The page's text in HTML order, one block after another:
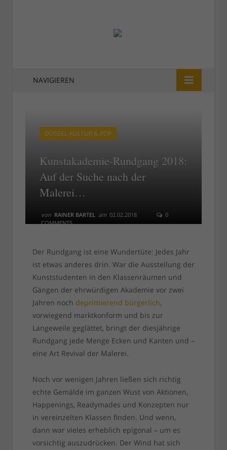
NAVIGIEREN
DÜSSEL-KULTUR & POP
Kunstakademie-Rundgang 2018:
Auf der Suche nach der
Malerei…
von RAINER BARTEL am 02.02.2018
0
COMMENTS
Der Rundgang ist eine Wundertüte: Jedes Jahr
ist etwas anderes drin. War die Ausstellung der
Kunststudenten in den Klassenräumen und
Gängen der ehrwürdigen Akademie vor zwei
Jahren noch deprimierend bürgerlich,
vorwiegend marktkonform und bis zur
Langeweile geglättet, bringt der diesjährige
Rundgang jede Menge Ecken und Kanten und –
eine Art Revival der Malerei.
Noch vor wenigen Jahren ließen sich richtig
echte Gemälde im ganzen Wust von Aktionen,
Happenings, Readymades und Konzepten nur
in vereinzelten Klassen finden. Und wenn,
dann war vieles erheblich epigonal – um es
vorsichtig auszudrücken. Der Wind hat sich